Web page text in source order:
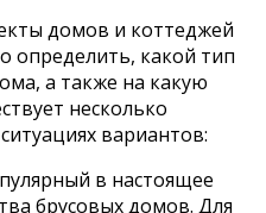
домов и коттеджей
определить, какой тип
а также на какую
несколько
вариантов:
в настоящее
брусовых домов. Для